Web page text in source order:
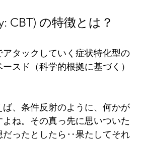
CBT) の特徴とは？
タックしていく症状特化型の
スド（科学的根拠に基づく）
、条件反射のように、何かが
ね。その真っ先に思いついた
だったとしたら‥果たしてそれ